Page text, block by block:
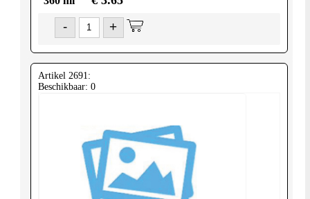
- +
Artikel 2691:
Beschikbaar: 0